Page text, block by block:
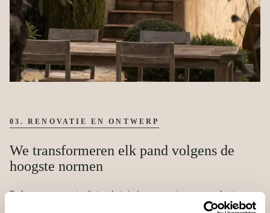
03. RENOVATIE EN ONTWERP
We transformeren elk pand volgens de
hoogste normen
De focus van augustus ligt op het vinden van woningen op perfecte